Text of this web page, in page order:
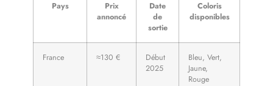
Pays
Prix
annoncé
Date
de
sortie
Coloris
disponibles
France ≈130 €
Début
2025
Bleu, Vert,
Jaune,
Rouge